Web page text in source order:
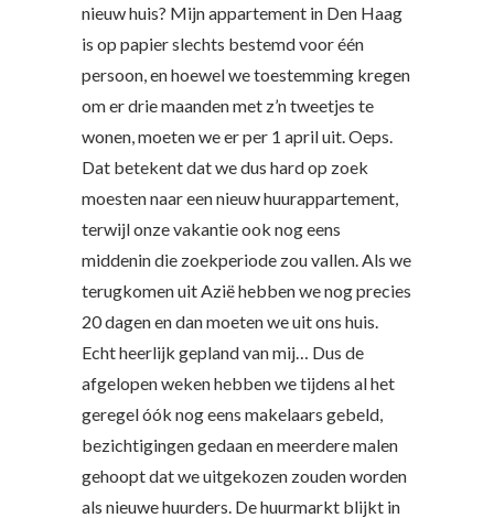
nieuw huis? Mijn appartement in Den Haag
is op papier slechts bestemd voor één
persoon, en hoewel we toestemming kregen
om er drie maanden met z’n tweetjes te
wonen, moeten we er per 1 april uit. Oeps.
Dat betekent dat we dus hard op zoek
moesten naar een nieuw huurappartement,
terwijl onze vakantie ook nog eens
middenin die zoekperiode zou vallen. Als we
terugkomen uit Azië hebben we nog precies
20 dagen en dan moeten we uit ons huis.
Echt heerlijk gepland van mij… Dus de
afgelopen weken hebben we tijdens al het
geregel óók nog eens makelaars gebeld,
bezichtigingen gedaan en meerdere malen
gehoopt dat we uitgekozen zouden worden
als nieuwe huurders. De huurmarkt blijkt in